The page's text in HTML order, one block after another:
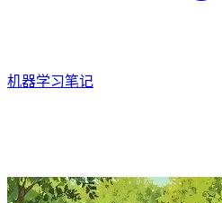
机器学习笔记